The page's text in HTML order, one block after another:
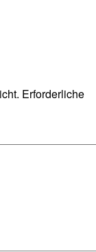
Erforderliche